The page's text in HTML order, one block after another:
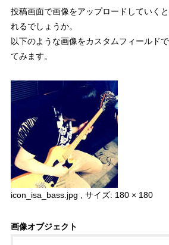
投稿画面で画像をアップロードしていく
れるでしょうか。
以下のような画像をカスタムフィールド
てみます。
icon_isa_bass.jpg , サイズ: 180 × 180
画像オブジェクト